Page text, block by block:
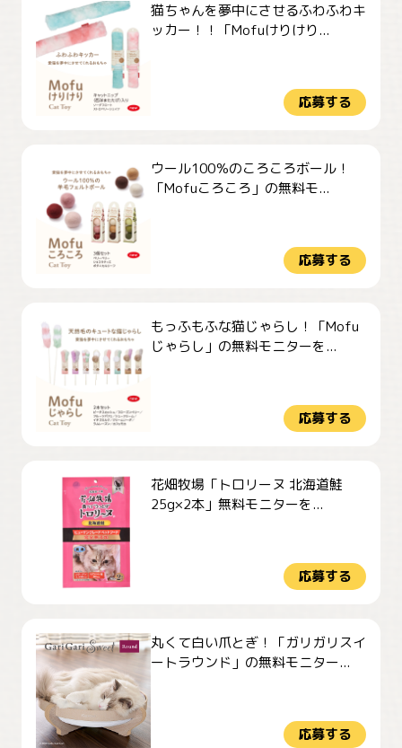
猫ちゃんを夢中にさせるふわふわキ
ッカー！！「Mofuけりけり...
応募する
ウール100％のころころボール！
「Mofuころころ」の無料モ...
応募する
もっふもふな猫じゃらし！「Mofu
じゃらし」の無料モニターを...
応募する
花畑牧場「トロリーヌ 北海道鮭
25g×2本」無料モニターを...
応募する
丸くて白い爪とぎ！「ガリガリスイ
ートラウンド」の無料モニター...
応募する